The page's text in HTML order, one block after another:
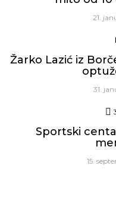
21.
Žarko Lazić iz
31.
Sportski
15.